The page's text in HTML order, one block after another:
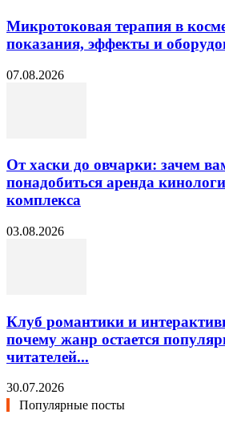
Микротоковая терапия в
показания, эффекты и
07.08.2026
От хаски до овчарки: зачем
понадобиться аренда
комплекса
03.08.2026
Клуб романтики и
почему жанр остается
читателей...
30.07.2026
Популярные посты